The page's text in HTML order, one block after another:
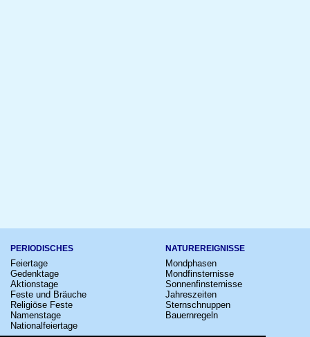
PERIODISCHES
Feiertage
Gedenktage
Aktionstage
Feste und Bräuche
Religiöse Feste
Namenstage
Nationalfeiertage
NATUREREIGNISSE
Mondphasen
Mondfinsternisse
Sonnenfinsternisse
Jahreszeiten
Sternschnuppen
Bauernregeln